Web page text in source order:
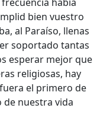
bien vuestro
al Paraíso, llenas
soportado tantas
esperar mejor que
religiosas, hay
el primero de
de nuestra vida